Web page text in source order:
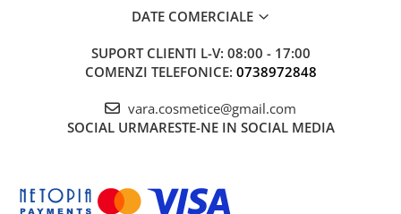
DATE COMERCIALE
SUPORT CLIENTI L-V: 08:00 - 17:00
COMENZI TELEFONICE: 0738972848
vara.cosmetice@gmail.com
SOCIAL URMARESTE-NE IN SOCIAL MEDIA